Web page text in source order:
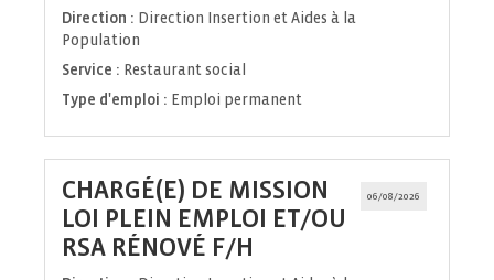
fenêtre)
Direction : Direction Insertion et Aides à la
Population
Service : Restaurant social
Type d'emploi : Emploi permanent
06/08/2026
CHARGÉ(E) DE MISSION
LOI PLEIN EMPLOI ET/OU
RSA RÉNOVÉ F/H